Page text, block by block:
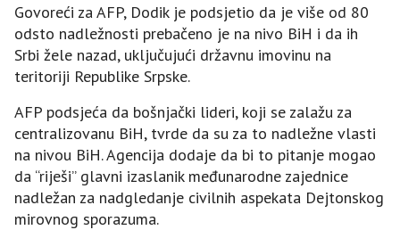
Govoreći za AFP, Dodik je podsjetio da je više od 80
odsto nadležnosti prebačeno je na nivo BiH i da ih
Srbi žele nazad, uključujući državnu imovinu na
teritoriji Republike Srpske.
AFP podsjeća da bošnjački lideri, koji se zalažu za
centralizovanu BiH, tvrde da su za to nadležne vlasti
na nivou BiH. Agencija dodaje da bi to pitanje mogao
da “riješi” glavni izaslanik međunarodne zajednice
nadležan za nadgledanje civilnih aspekata Dejtonskog
mirovnog sporazuma.